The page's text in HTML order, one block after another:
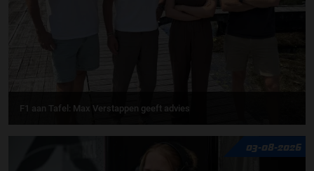
F1 aan Tafel: Max Verstappen geeft advies
03-08-2026